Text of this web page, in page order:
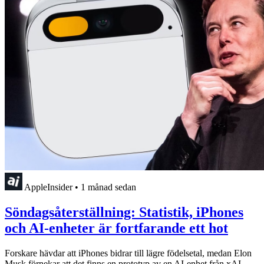
AppleInsider • 1 månad sedan
Söndagsåterställning: Statistik, iPhones
och AI-enheter är fortfarande ett hot
Forskare hävdar att iPhones bidrar till lägre födelsetal, medan Elon